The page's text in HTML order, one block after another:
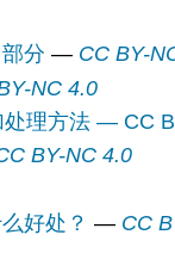
分 — CC BY-
NC 4.0
3.4：活动 3-研究 “中档” 附加处
BY-NC 4.0
好处？ — CC